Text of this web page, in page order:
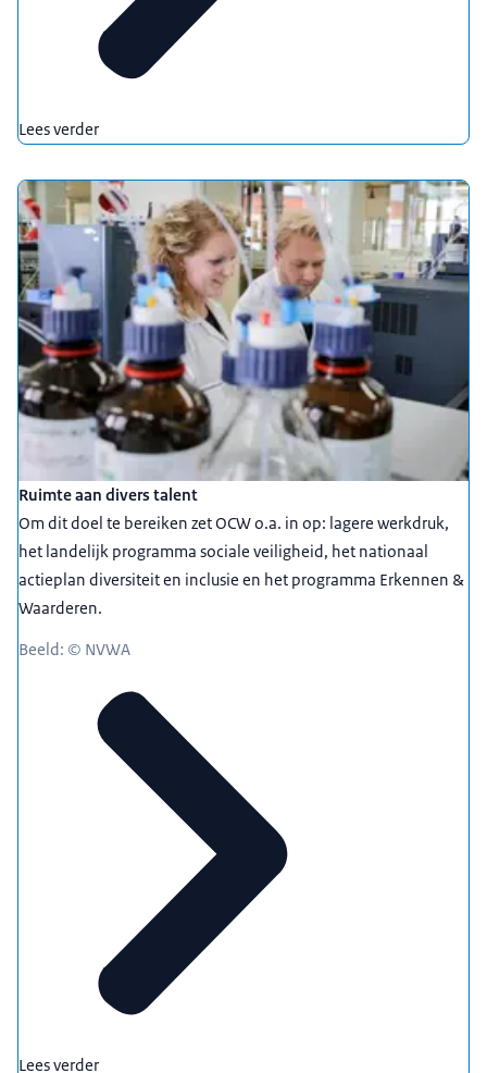
Lees verder
Ruimte aan divers talent
Om dit doel te bereiken zet OCW o.a. in op: lagere werkdruk,
het landelijk programma sociale veiligheid, het nationaal
actieplan diversiteit en inclusie en het programma Erkennen &
Waarderen.
Beeld: © NVWA
Lees verder